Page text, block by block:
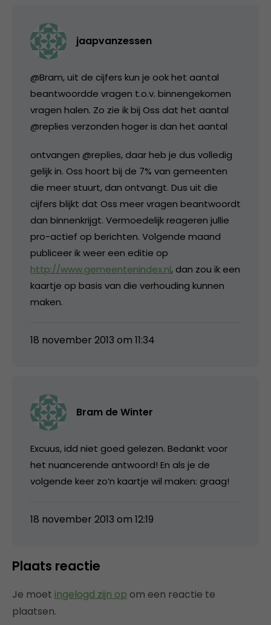
jaapvanzessen
@Bram, uit de cijfers kun je ook het aantal
beantwoordde vragen t.o.v. binnengekomen
vragen halen. Zo zie ik bij Oss dat het aantal
@replies verzonden hoger is dan het aantal
ontvangen @replies, daar heb je dus volledig
gelijk in. Oss hoort bij de 7% van gemeenten
die meer stuurt, dan ontvangt. Dus uit die
cijfers blijkt dat Oss meer vragen beantwoordt
dan binnenkrijgt. Vermoedelijk reageren jullie
pro-actief op berichten. Volgende maand
publiceer ik weer een editie op
http://www.gemeentenindex.nl, dan zou ik een
kaartje op basis van die verhouding kunnen
maken.
18 november 2013 om 11:34
Bram de Winter
Excuus, idd niet goed gelezen. Bedankt voor
het nuancerende antwoord! En als je de
volgende keer zo’n kaartje wil maken: graag!
18 november 2013 om 12:19
Plaats reactie
Je moet ingelogd zijn op om een reactie te
plaatsen.